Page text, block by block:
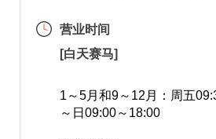
营业时间
[白天赛马]
1～5月和9～12月：周五
～日09:00～18:00